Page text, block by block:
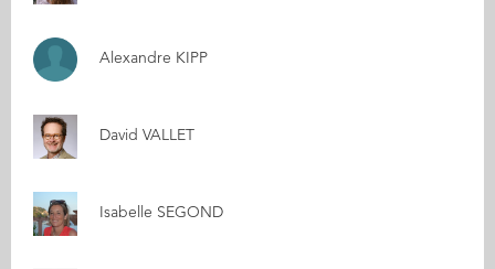
Alexandre KIPP
David VALLET
Isabelle SEGOND